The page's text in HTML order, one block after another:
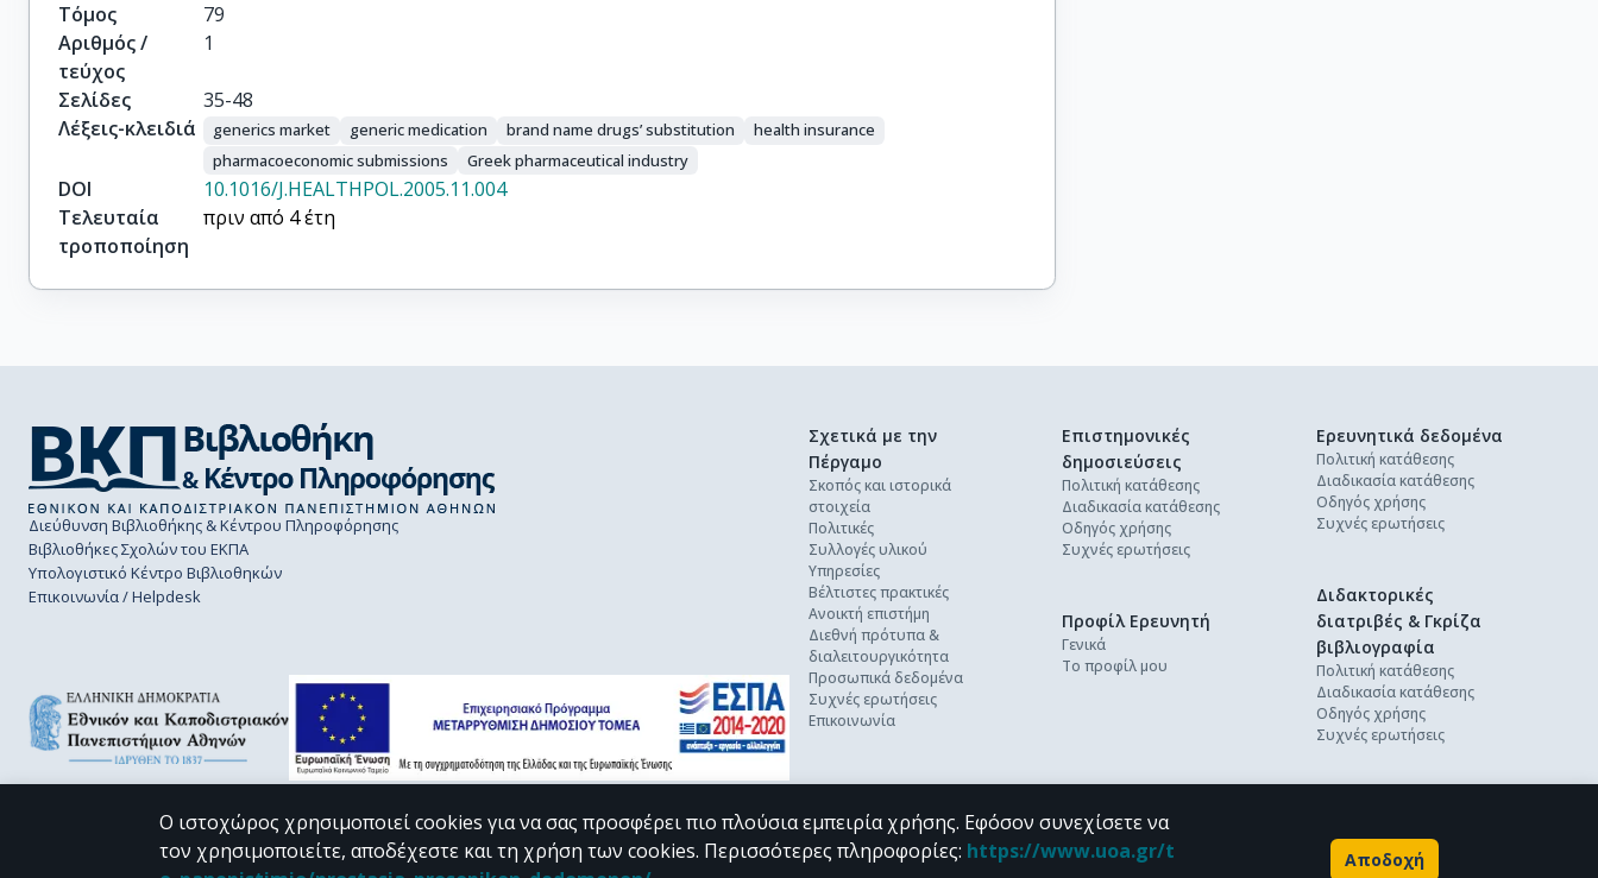
Τόμος
79
Αριθμός /
τεύχος
1
Σελίδες
35-48
Λέξεις-κλειδιά
generics market generic medication brand name drugs’ substitution
health insurance
pharmacoeconomic submissions
Greek pharmaceutical industry
DOI
10.1016/J.HEALTHPOL.2005.11.004
Τελευταία
τροποποίηση
πριν από 4 έτη
Διεύθυνση Βιβλιοθήκης & Κέντρου Πληροφόρησης
Βιβλιοθήκες Σχολών του ΕΚΠΑ
Υπολογιστικό Κέντρο Βιβλιοθηκών
Επικοινωνία / Helpdesk
Σχετικά με την
Πέργαμο
Σκοπός και ιστορικά
στοιχεία
Πολιτικές
Συλλογές υλικού
Υπηρεσίες
Βέλτιστες πρακτικές
Ανοικτή επιστήμη
Διεθνή πρότυπα &
διαλειτουργικότητα
Προσωπικά δεδομένα
Συχνές ερωτήσεις
Επικοινωνία
Επιστημονικές
δημοσιεύσεις
Πολιτική κατάθεσης
Διαδικασία κατάθεσης
Οδηγός χρήσης
Συχνές ερωτήσεις
Ερευνητικά δεδομένα
Πολιτική κατάθεσης
Διαδικασία κατάθεσης
Οδηγός χρήσης
Συχνές ερωτήσεις
Διδακτορικές
διατριβές & Γκρίζα
βιβλιογραφία
Πολιτική κατάθεσης
Διαδικασία κατάθεσης
Οδηγός χρήσης
Συχνές ερωτήσεις
Προφίλ Ερευνητή
Γενικά
Το προφίλ μου
CC BY-NC 4.0
Ο ιστοχώρος χρησιμοποιεί cookies για να σας προσφέρει πιο πλούσια εμπειρία χρήσης. Εφόσον συνεχίσετε να
τον χρησιμοποιείτε, αποδέχεστε και τη χρήση των cookies. Περισσότερες πληροφορίες: https://www.uoa.gr/t
Αποδοχή